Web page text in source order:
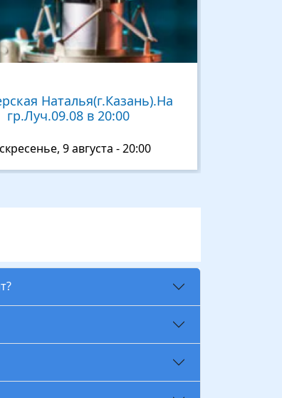
Наталья(г.Казань).На
гр.Луч.09.08 в 20:00
9 августа - 20:00